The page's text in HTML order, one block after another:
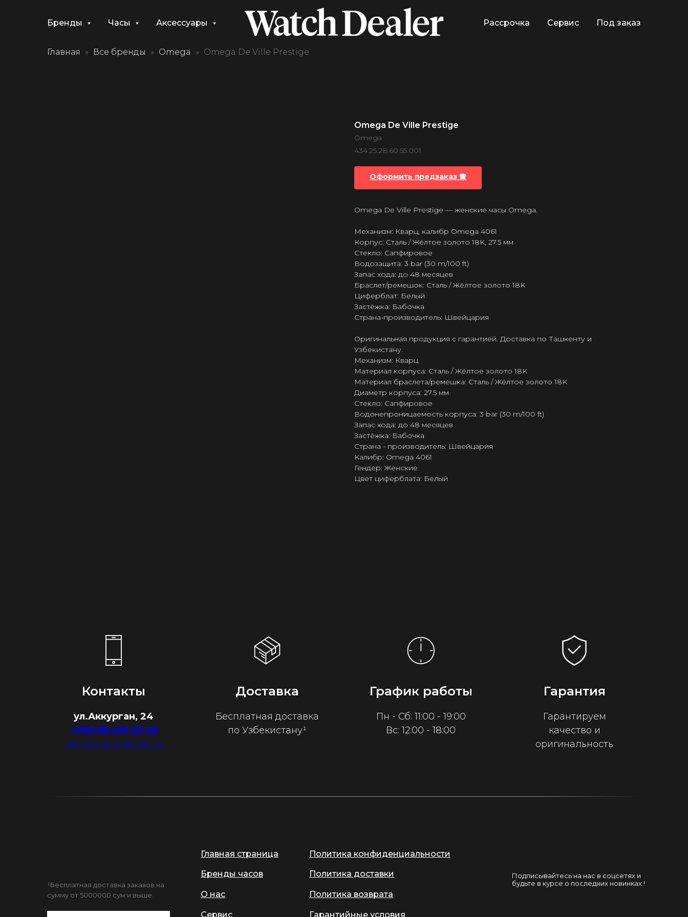
Бренды Часы Аксессуары Рассрочка Сервис Под заказ
Главная Все бренды Omega Omega De Ville Prestige
Omega De Ville Prestige
Omega
434.25.28.60.55.001
Оформить предзаказ 🕿
Omega De Ville Prestige — женские часы Omega.
Механизм: Кварц, калибр Omega 4061
Корпус: Сталь / Жёлтое золото 18K, 27.5 мм
Стекло: Сапфировое
Водозащита: 3 bar (30 m/100 ft)
Запас хода: до 48 месяцев
Браслет/ремешок: Сталь / Жёлтое золото 18K
Циферблат: Белый
Застёжка: Бабочка
Страна-производитель: Швейцария
Оригинальная продукция с гарантией. Доставка по Ташкенту и
Узбекистану.
Механизм: Кварц
Материал корпуса: Сталь / Жёлтое золото 18K
Материал браслета/ремешка: Сталь / Жёлтое золото 18K
Диаметр корпуса: 27.5 мм
Стекло: Сапфировое
Водонепроницаемость корпуса: 3 bar (30 m/100 ft)
Запас хода: до 48 месяцев
Застёжка: Бабочка
Страна - производитель: Швейцария
Калибр: Omega 4061
Гендер: Женские
Цвет циферблата: Белый
Контакты
ул.Аккурган, 24
+998 88 281 28 28
info@watchdealer.uz
Доставка
Бесплатная доставка
по Узбекистану¹
График работы
Пн - Сб: 11:00 - 19:00
Вс: 12:00 - 18:00
Гарантия
Гарантируем
качество и
оригинальность
Подписывайтесь на нас в соцсетях и
будьте в курсе о последних новинках !
Главная страница
Бренды часов
О нас
Сервис
¹Бесплатная доставка заказов на
сумму от 5000000 сум и выше.
Политика конфиденциальности
Политика доставки
Политика возврата
Гарантийные условия